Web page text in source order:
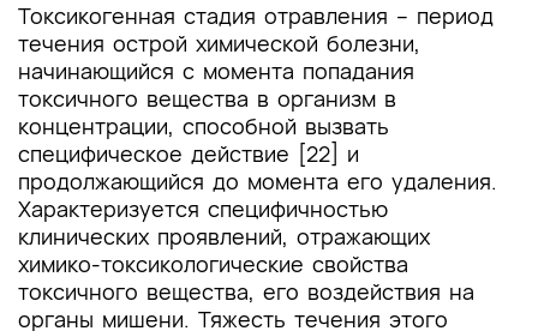
Токсикогенная стадия отравления – период
течения острой химической болезни,
начинающийся с момента попадания
токсичного вещества в организм в
концентрации, способной вызвать
специфическое действие [22] и
продолжающийся до момента его удаления.
Характеризуется специфичностью
клинических проявлений, отражающих
химико-токсикологические свойства
токсичного вещества, его воздействия на
органы мишени. Тяжесть течения этого